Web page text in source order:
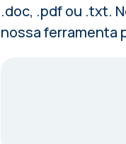
.doc, .pdf ou .txt.
nossa ferramenta